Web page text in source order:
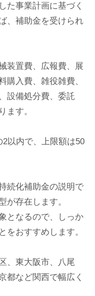
た事業計画に基づく
、補助金を受けられ
装置費、広報費、展
購入費、雑役雑費、
設備処分費、委託
ます。
以内で、上限額は50
続化補助金の説明で
が存在します。
となるので、しっか
をおすすめします。
、東大阪市、八尾
都など関西で幅広く